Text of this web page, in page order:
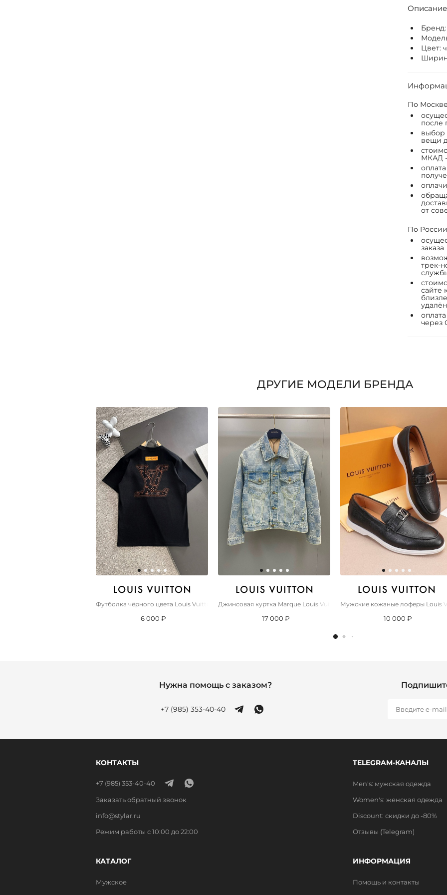
Описание
Бренд:
Цвет:
По
после
выбор
вещи
МКАД -
от
По
заказа
трек-
сайте
через
ДРУГИЕ МОДЕЛИ БРЕНДА
Футболка чёрного цвета Louis Vuitton Premium
6 000 ₽
Джинсовая куртка Marque Louis Vuitton Deposée Premium
17 000 ₽
Мужские кожаные лоферы Louis
10 000 ₽
Нужна помощь с заказом?
+7 (985) 353-40-40
КОНТАКТЫ
+7 (985) 353-40-40
Заказать обратный звонок
info@stylar.ru
Режим работы с 10:00 до 22:00
TELEGRAM-КАНАЛЫ
Men's: мужская одежда
Women's: женская одежда
Discount: скидки до -80%
Отзывы (Telegram)
КАТАЛОГ
Мужское
ИНФОРМАЦИЯ
Помощь и контакты